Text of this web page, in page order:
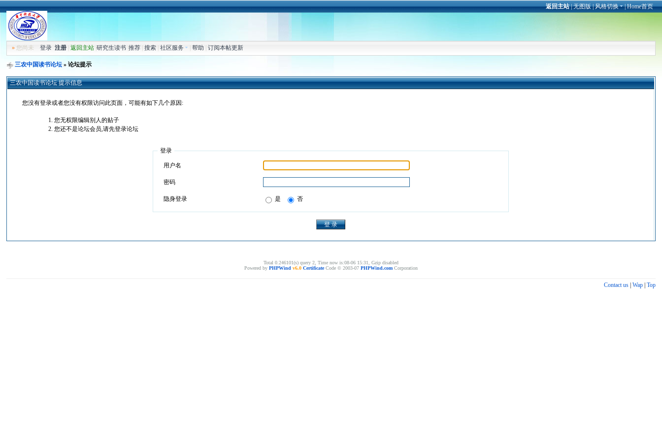
返回主站|无图版|风格切换 |Home首页
» 您尚未登录 注册 |返回主站 |研究生读书 |推荐 |搜索 |社区服务 |帮助 |订阅本帖更新
三农中国读书论坛» 论坛提示
三农中国读书论坛 提示信息
您没有登录或者您没有权限访问此页面，可能有如下几个原因:
您无权限编辑别人的贴子
您还不是论坛会员,请先登录论坛
登录
用户名
密码
隐身登录 是 否
Total 0.246101(s) query 2, Time now is:08-06 15:31, Gzip disabled
Powered by PHPWind v6.0 CertificateCode © 2003-07 PHPWind.com Corporation
Contact us| Wap| Top